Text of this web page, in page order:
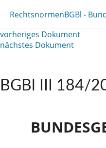
RechtsnormenBGBl -
vorheriges Dokument
nächstes Dokument
BGBl III 184/